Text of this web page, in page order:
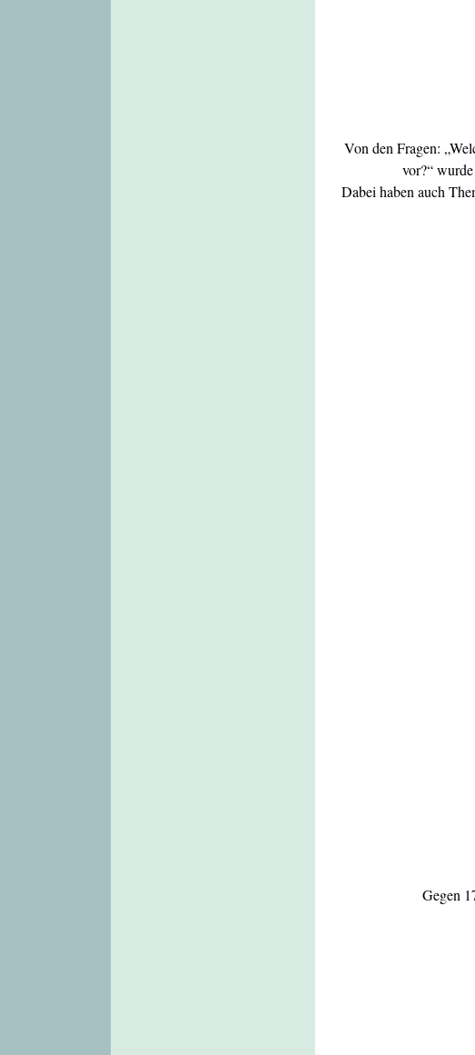
Von den Fragen:
vor?“
Dabei haben auch
Gegen